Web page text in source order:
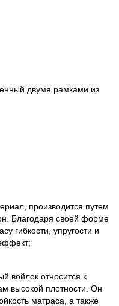
двумя рамками из
производится путем
Благодаря своей форме
гибкости, упругости и
войлок относится к
высокой плотности. Он
матраса, а также